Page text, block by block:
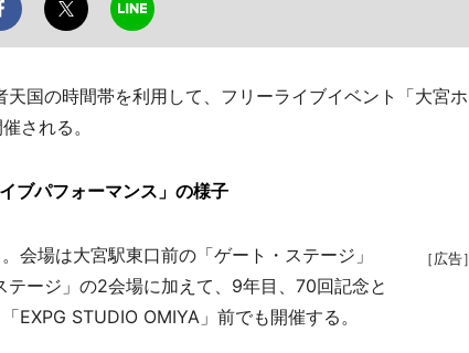
国の時間帯を利用して、フリーライブイベント「大宮ホ
される。
ブパフォーマンス」の様子
［広告］
場は大宮駅東口前の「ゲート・ステージ」
ージ」の2会場に加えて、9年目、70回記念と
EXPG STUDIO OMIYA」前でも開催する。